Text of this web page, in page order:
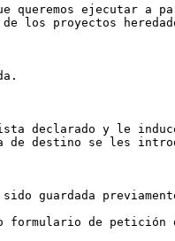
queremos ejecutar a
los proyectos
declarado y le
destino se les
guardada
de petición